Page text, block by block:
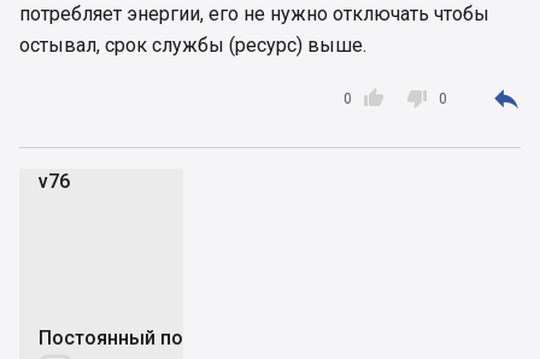
потребляет энергии, его не нужно отключать чтобы
остывал, срок службы (ресурс) выше.

0  0 
v76
Постоянный пользователь